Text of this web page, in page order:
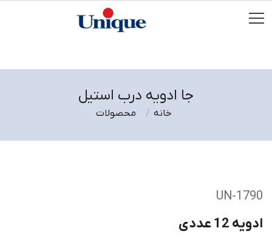
جا ادویه درب استیل
محصولات خانه
UN-1790
ادویه 12 عددی